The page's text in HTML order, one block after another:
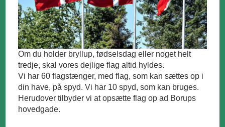
Om du holder bryllup, fødselsdag eller noget helt
tredje, skal vores dejlige flag altid hyldes.
Vi har 60 flagstænger, med flag, som kan sættes op i
din have, på spyd. Vi har 10 spyd, som kan bruges.
Herudover tilbyder vi at opsætte flag op ad Borups
hovedgade.